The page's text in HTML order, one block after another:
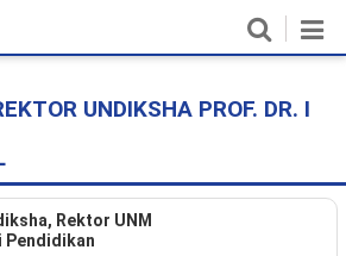
UNDIKSHA PROF. DR. I
Rektor UNM
Pendidikan